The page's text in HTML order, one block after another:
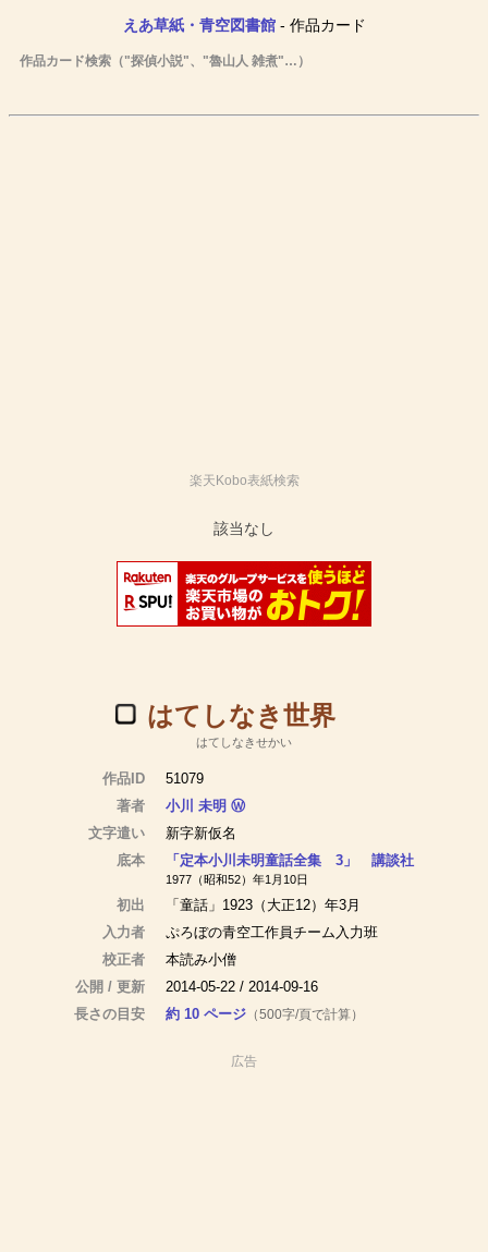
えあ草紙・青空図書館- 作品カード
作品カード検索（"探偵小説"、"魯山人 雑煮"…）
楽天Kobo表紙検索
はてしなき世界
はてしなきせかい
作品ID
51079
著者
小川 未明 Ⓦ
文字遣い
新字新仮名
底本
「定本小川未明童話全集 3」 講談社
1977（昭和52）年1月10日
初出
「童話」1923（大正12）年3月
入力者
ぷろぼの青空工作員チーム入力班
校正者
本読み小僧
公開 / 更新
2014-05-22 / 2014-09-16
長さの目安
約 10 ページ （500字/頁で計算）
広告